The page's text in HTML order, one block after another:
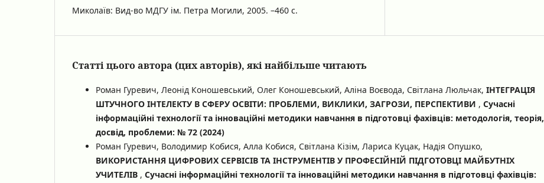
Миколаїв: Вид-во МДГУ ім. Петра Могили, 2005. –460 с.
Статті цього автора (цих авторів), які найбільше читають
Роман Гуревич, Леонід Коношевський, Олег Коношевський, Аліна Воєвода, Світлана Люльчак, ІНТЕГРАЦІЯ
ШТУЧНОГО ІНТЕЛЕКТУ В СФЕРУ ОСВІТИ: ПРОБЛЕМИ, ВИКЛИКИ, ЗАГРОЗИ, ПЕРСПЕКТИВИ , Сучасні
інформаційні технології та інноваційні методики навчання в підготовці фахівців: методологія, теорія,
досвід, проблеми: № 72 (2024)
Роман Гуревич, Володимир Кобися, Алла Кобися, Світлана Кізім, Лариса Куцак, Надія Опушко,
ВИКОРИСТАННЯ ЦИФРОВИХ СЕРВІСІВ ТА ІНСТРУМЕНТІВ У ПРОФЕСІЙНІЙ ПІДГОТОВЦІ МАЙБУТНІХ
УЧИТЕЛІВ , Сучасні інформаційні технології та інноваційні методики навчання в підготовці фахівців: